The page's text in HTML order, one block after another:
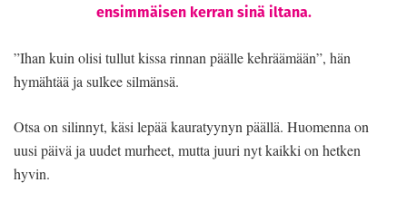
ensimmäisen kerran sinä iltana.
”Ihan kuin olisi tullut kissa rinnan päälle kehräämään”, hän
hymähtää ja sulkee silmänsä.
Otsa on silinnyt, käsi lepää kauratyynyn päällä. Huomenna on
uusi päivä ja uudet murheet, mutta juuri nyt kaikki on hetken
hyvin.